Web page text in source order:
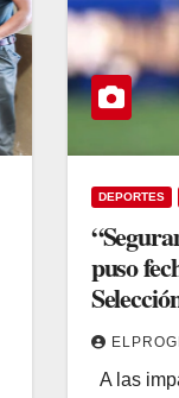
DEPORTES
puso
A las